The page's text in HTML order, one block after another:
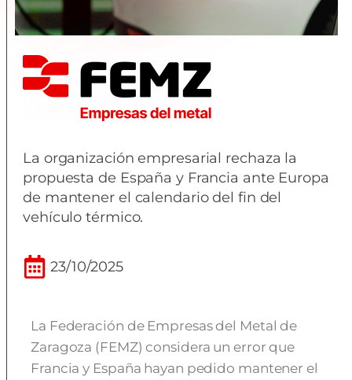
La organización empresarial rechaza la
propuesta de España y Francia ante Europa
de mantener el calendario del fin del
vehículo térmico.
23/10/2025
La Federación de Empresas del Metal de
Zaragoza (FEMZ) considera un error que
Francia y España hayan pedido mantener el